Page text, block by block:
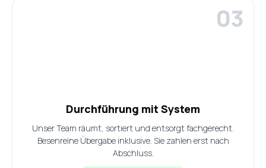
Durchführung mit System
Unser Team räumt, sortiert und entsorgt fachgerecht.
Besenreine Übergabe inklusive. Sie zahlen erst nach
Abschluss.